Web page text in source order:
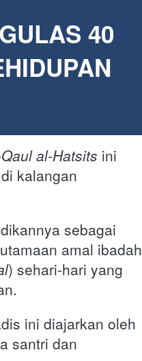
40
al-Hatsits ini
kalangan
sebagai
amal ibadah
) sehari-hari yang
ini diajarkan oleh
santri dan